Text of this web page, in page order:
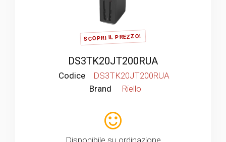
SCOPRI IL PREZZO!
DS3TK20JT200RUA
Codice
DS3TK20JT200RUA
Brand
Riello